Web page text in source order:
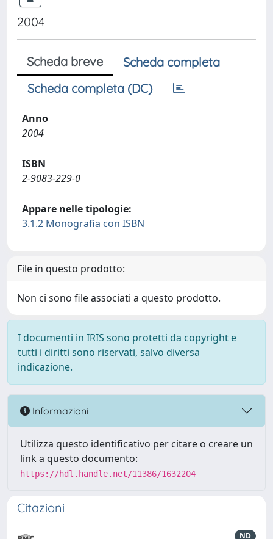
2004
Scheda breve
Scheda completa
Scheda completa (DC)
Anno
2004
ISBN
2-9083-229-0
Appare nelle tipologie:
3.1.2 Monografia con ISBN
File in questo prodotto:
Non ci sono file associati a questo prodotto.
I documenti in IRIS sono protetti da copyright e
tutti i diritti sono riservati, salvo diversa
indicazione.
Informazioni
Utilizza questo identificativo per citare o creare un
link a questo documento:
https://hdl.handle.net/11386/1632204
Citazioni
ND